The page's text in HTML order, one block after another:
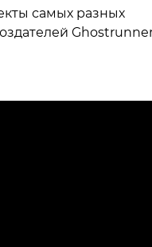
самых разных